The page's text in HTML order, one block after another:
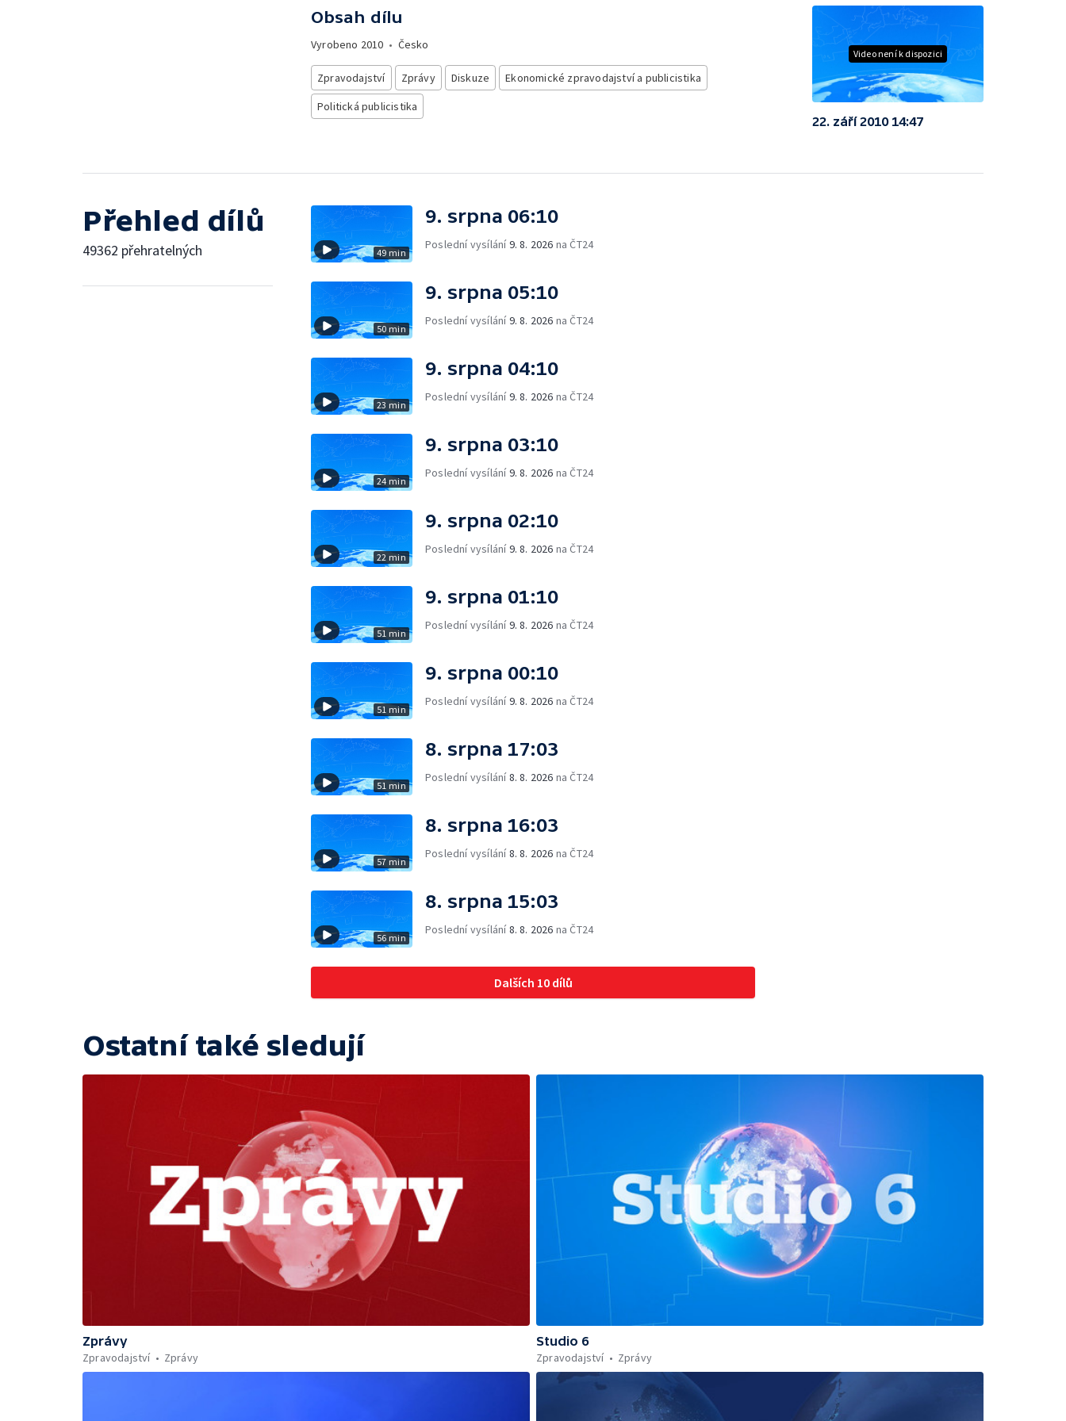
Obsah dílu
Vyrobeno 2010 • Česko
Zpravodajství Zprávy Diskuze
Ekonomické zpravodajství a publicistika
Politická publicistika
Video není k dispozici
22. září 2010 14:47
Přehled dílů
49362 přehratelných 49 min
9. srpna 06:10
Poslední vysílání9. 8. 2026 na ČT24
50 min
9. srpna 05:10
Poslední vysílání9. 8. 2026 na ČT24
23 min
9. srpna 04:10
Poslední vysílání9. 8. 2026 na ČT24
24 min
9. srpna 03:10
Poslední vysílání9. 8. 2026 na ČT24
22 min
9. srpna 02:10
Poslední vysílání9. 8. 2026 na ČT24
51 min
9. srpna 01:10
Poslední vysílání9. 8. 2026 na ČT24
51 min
9. srpna 00:10
Poslední vysílání9. 8. 2026 na ČT24
51 min
8. srpna 17:03
Poslední vysílání8. 8. 2026 na ČT24
57 min
8. srpna 16:03
Poslední vysílání8. 8. 2026 na ČT24
56 min
8. srpna 15:03
Poslední vysílání8. 8. 2026 na ČT24
Dalších 10 dílů
Ostatní také sledují
Zprávy
Zpravodajství
Zprávy
Studio 6
Zpravodajství
Zprávy